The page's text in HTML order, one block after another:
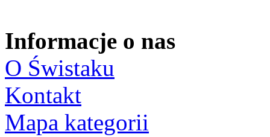
Informacje o nas
O Świstaku
Kontakt
Mapa kategorii